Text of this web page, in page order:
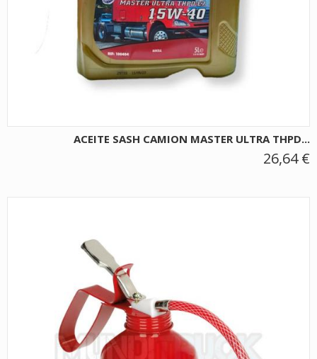
ACEITE SASH CAMION MASTER ULTRA THPD...
26,64 €